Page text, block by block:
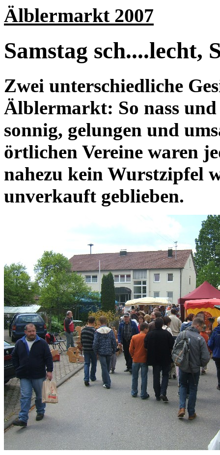
Älblermarkt 2007
Samstag sch....lecht,
Zwei unterschiedliche
Älblermarkt: So nass
sonnig, gelungen und
örtlichen Vereine waren
nahezu kein Wurstzipfel
unverkauft geblieben.